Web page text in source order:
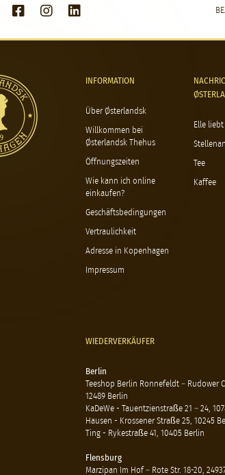
INFORMATION
Über Østerlandsk
Willkommen bei
Østerlandsk Thehus
Öffnungszeiten
Wie kann ich online
einkaufen?
Geschäftsbedingungen
Vertraulichkeit
Adresse in Kopenhagen
Impressum
Elle
Tee
Kaffee
WIEDERVERKÄUFER
Berlin
Teeshop Berlin Ronnefeldt – Rudower
12489 Berlin
KaDeWe - Tauentzienstraße 21 – 24,
Hausen - Krossener Straße 25, 10245
Ting - Rykestraße 41, 10405 Berlin
Flensburg
Marzipan Im Hof – Rote Str. 18-20,